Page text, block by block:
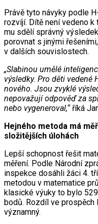
Právě tyto návyky podle
rozvíjí. Dítě není vedeno k
mu sdělí správný
porovnat s jinými
v dalších souvislostech.
„Slabinou umělé
výsledky. Pro děti vedené
nového. Jsou zvyklé
nepovažují odpověď za
nebo vygeneroval,“říká
Hejného metoda má
složitějších úlohách
Lepší schopnost řešit
měření. Podle Národní
inspekce dosáhli žáci 4.
metodou v matematice
klasické výuky to bylo
bodů. Rozdíl ve
významný.